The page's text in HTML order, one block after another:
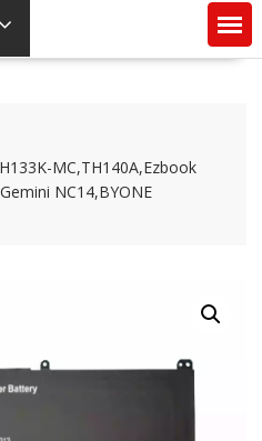
MC,TH140A,Ezbook
NC14,BYONE